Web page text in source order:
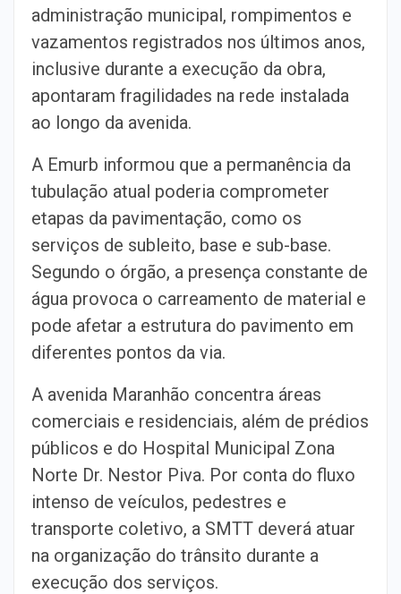
administração municipal, rompimentos e
vazamentos registrados nos últimos anos,
inclusive durante a execução da obra,
apontaram fragilidades na rede instalada
ao longo da avenida.
A Emurb informou que a permanência da
tubulação atual poderia comprometer
etapas da pavimentação, como os
serviços de subleito, base e sub-base.
Segundo o órgão, a presença constante de
água provoca o carreamento de material e
pode afetar a estrutura do pavimento em
diferentes pontos da via.
A avenida Maranhão concentra áreas
comerciais e residenciais, além de prédios
públicos e do Hospital Municipal Zona
Norte Dr. Nestor Piva. Por conta do fluxo
intenso de veículos, pedestres e
transporte coletivo, a SMTT deverá atuar
na organização do trânsito durante a
execução dos serviços.